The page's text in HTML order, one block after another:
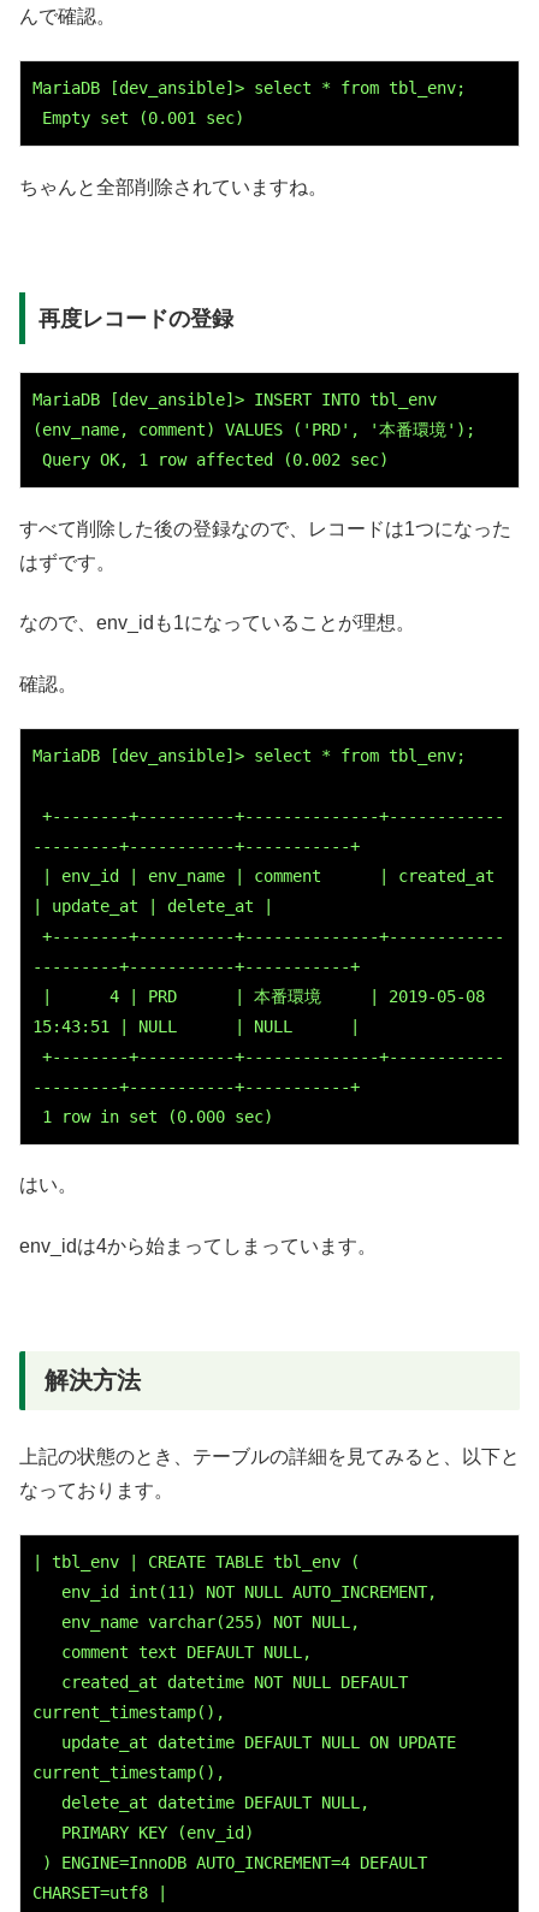
んで確認。
MariaDB [dev_ansible]> select * from tbl_env;
Empty set (0.001 sec)
ちゃんと全部削除されていますね。
再度レコードの登録
MariaDB [dev_ansible]> INSERT INTO tbl_env
(env_name, comment) VALUES ('PRD', '本番環境');
Query OK, 1 row affected (0.002 sec)
すべて削除した後の登録なので、レコードは1つになった
はずです。
なので、env_idも1になっていることが理想。
確認。
MariaDB [dev_ansible]> select * from tbl_env;
---------+-----------+-----------+
| update_at | delete_at |
---------+-----------+-----------+
15:43:51 | NULL      | NULL      |
---------+-----------+-----------+
1 row in set (0.000 sec)
はい。
env_idは4から始まってしまっています。
解決方法
上記の状態のとき、テーブルの詳細を見てみると、以下と
なっております。
| tbl_env | CREATE TABLE tbl_env (
env_id
int(11) NOT NULL AUTO_INCREMENT,
env_name varchar(255) NOT NULL,
comment text DEFAULT NULL,
created_at datetime NOT NULL DEFAULT
current_timestamp(),
update_at datetime DEFAULT NULL ON UPDATE
current_timestamp(),
delete_at datetime DEFAULT NULL,
   PRIMARY KEY (
env_id )
CHARSET=utf8 |